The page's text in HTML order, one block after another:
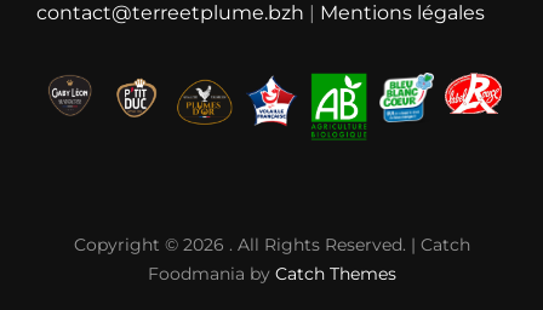
contact@terreetplume.bzh | Mentions légales
Copyright © 2026 . All Rights Reserved. | Catch
Foodmania by Catch Themes